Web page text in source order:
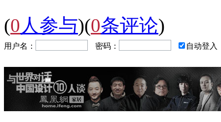
(0 人参与)(0条评论)
用户名： 密码： 自动登入